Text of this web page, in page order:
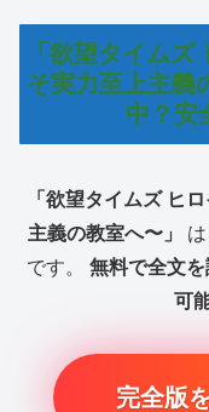
「欲望タイム
そ実力至上主義
中？安
「欲望タイムズ ヒ
主義の教室へ〜」
です。 無料で全文
可
完全版